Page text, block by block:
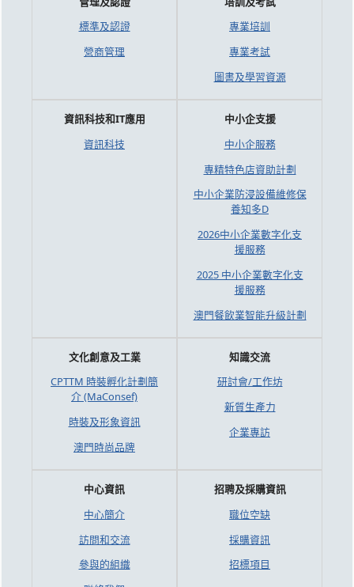
標準及認證
營商管理
專業培訓
專業考試
圖書及學習資源
資訊科技和IT應用
資訊科技
中小企支援
中小企服務
專精特色店資助計劃
中小企業防浸設備維修保
養知多D
2026中小企業數字化支
援服務
2025 中小企業數字化支
援服務
澳門餐飲業智能升級計劃
文化創意及工業
CPTTM 時裝孵化計劃簡
介 (MaConsef)
時裝及形象資訊
澳門時尚品牌
知識交流
研討會/工作坊
新質生產力
企業專訪
中心資訊
中心簡介
訪問和交流
參與的組織
招聘及採購資訊
職位空缺
採購資訊
招標項目